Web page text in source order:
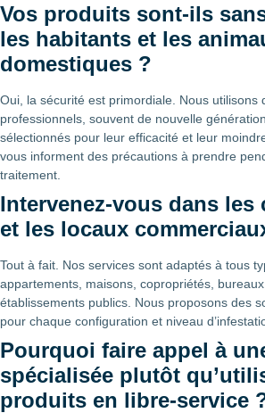
Vos produits sont-ils
les habitants et les
domestiques ?
Oui, la sécurité est primordiale. Nous utilisons
professionnels, souvent de nouvelle
sélectionnés pour leur efficacité et leur
vous informent des précautions à prendre
traitement.
Intervenez-vous dans les
et les locaux
Tout à fait. Nos services sont adaptés à tous
appartements, maisons, copropriétés,
établissements publics. Nous proposons des
pour chaque configuration et niveau
Pourquoi faire appel à
spécialisée plutôt
produits en libre-service